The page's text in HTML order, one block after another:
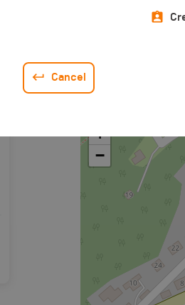
Cancel
Le calcul est
Si le total des 2
Location of the
+
−